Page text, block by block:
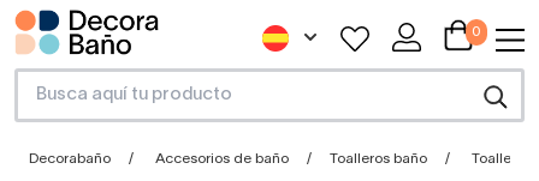
0
Decorabaño Accesorios de baño Toalleros baño Toallero